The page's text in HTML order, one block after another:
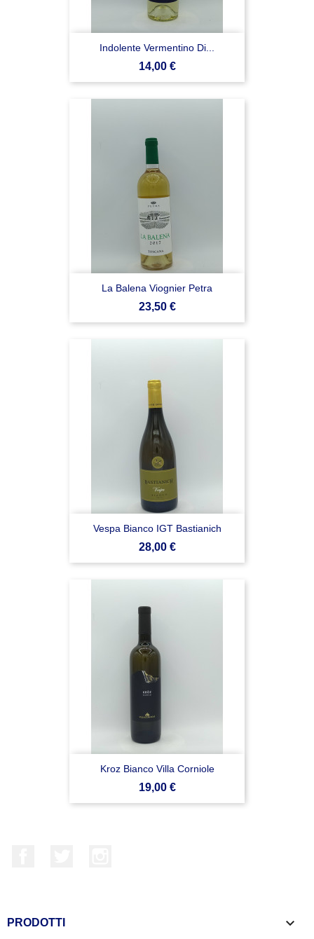
Indolente Vermentino Di...
Prezzo
14,00 €
La Balena Viognier Petra
Prezzo
23,50 €
Vespa Bianco IGT Bastianich
Prezzo
28,00 €
Kroz Bianco Villa Corniole
Prezzo
19,00 €
PRODOTTI 